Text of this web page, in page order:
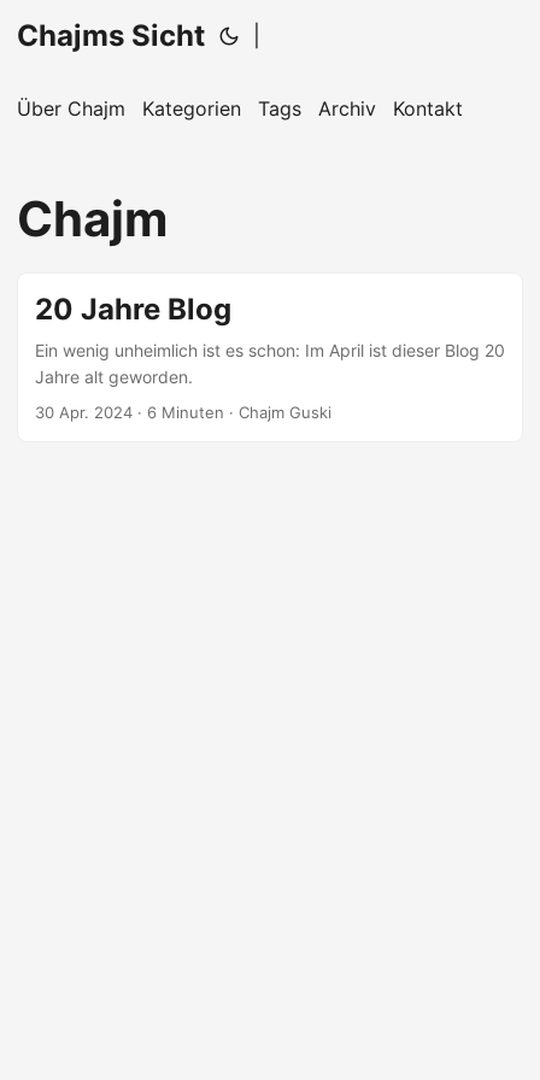
Chajms Sicht
Über Chajm Kategorien Tags Archiv Kontakt
Chajm
20 Jahre Blog
Ein wenig unheimlich ist es schon: Im April ist dieser Blog 20
Jahre alt geworden.
30 Apr. 2024 · 6 Minuten · Chajm Guski